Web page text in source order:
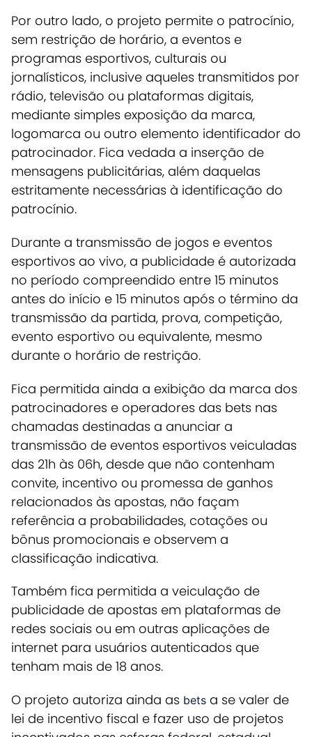
Por outro lado, o projeto permite o patrocínio,
sem restrição de horário, a eventos e
programas esportivos, culturais ou
jornalísticos, inclusive aqueles transmitidos por
rádio, televisão ou plataformas digitais,
mediante simples exposição da marca,
logomarca ou outro elemento identificador do
patrocinador. Fica vedada a inserção de
mensagens publicitárias, além daquelas
estritamente necessárias à identificação do
patrocínio.
Durante a transmissão de jogos e eventos
esportivos ao vivo, a publicidade é autorizada
no período compreendido entre 15 minutos
antes do início e 15 minutos após o término da
transmissão da partida, prova, competição,
evento esportivo ou equivalente, mesmo
durante o horário de restrição.
Fica permitida ainda a exibição da marca dos
patrocinadores e operadores das bets nas
chamadas destinadas a anunciar a
transmissão de eventos esportivos veiculadas
das 21h às 06h, desde que não contenham
convite, incentivo ou promessa de ganhos
relacionados às apostas, não façam
referência a probabilidades, cotações ou
bônus promocionais e observem a
classificação indicativa.
Também fica permitida a veiculação de
publicidade de apostas em plataformas de
redes sociais ou em outras aplicações de
internet para usuários autenticados que
tenham mais de 18 anos.
O projeto autoriza ainda as bets a se valer de
lei de incentivo fiscal e fazer uso de projetos